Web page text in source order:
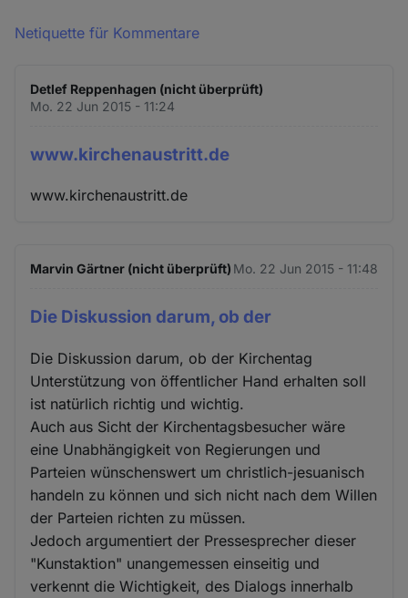
Netiquette für Kommentare
Detlef Reppenhagen (nicht überprüft)
Mo. 22 Jun 2015 - 11:24
www.kirchenaustritt.de
www.kirchenaustritt.de
Marvin Gärtner (nicht überprüft) Mo. 22 Jun 2015 - 11:48
Die Diskussion darum, ob der
Die Diskussion darum, ob der Kirchentag
Unterstützung von öffentlicher Hand erhalten soll
ist natürlich richtig und wichtig.
Auch aus Sicht der Kirchentagsbesucher wäre
eine Unabhängigkeit von Regierungen und
Parteien wünschenswert um christlich-jesuanisch
handeln zu können und sich nicht nach dem Willen
der Parteien richten zu müssen.
Jedoch argumentiert der Pressesprecher dieser
"Kunstaktion" unangemessen einseitig und
verkennt die Wichtigkeit, des Dialogs innerhalb